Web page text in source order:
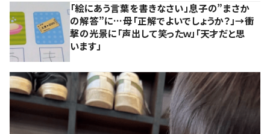
「絵にあう言葉を書きなさい」息子の”まさか
の解答”に…母「正解でよいでしょうか？」→衝
撃の光景に「声出して笑ったｗ」「天才だと思
います」